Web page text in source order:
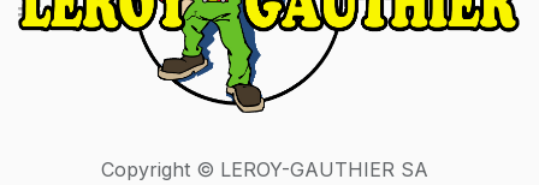
Copyright © LEROY-GAUTHIER SA